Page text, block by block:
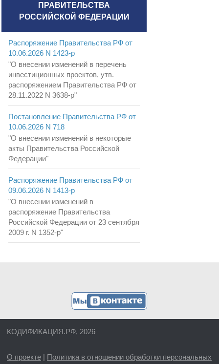
ПРАВИТЕЛЬСТВА
РОССИЙСКОЙ ФЕДЕРАЦИИ
Распоряжение Правительства РФ от
10.06.2026 N 1423-р
"О внесении изменений в перечень
инвестиционных проектов, утв.
распоряжением Правительства РФ от
28.11.2022 N 3638-р"
Постановление Правительства РФ от
10.06.2026 N 718
"О внесении изменений в некоторые
акты Правительства Российской
Федерации"
Распоряжение Правительства РФ от
09.06.2026 N 1413-р
"О внесении изменений в
распоряжение Правительства
Российской Федерации от 23 сентября
2009 г. N 1352-р"
КОДИФИКАЦИЯ.РФ, 2026
О проекте | Политика в отношении обработки персональных